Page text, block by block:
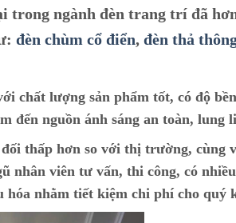
trong ngành đèn trang trí đã
đèn chùm cổ điển, đèn thả
chất lượng sản phẩm tốt, có độ
đến nguồn ánh sáng an toàn, lung
thấp hơn so với thị trường, cùng
nhân viên tư vấn, thi công, có
nhằm tiết kiệm chi phí cho quý